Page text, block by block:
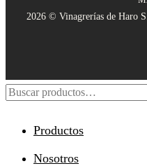
2026 © Vinagrerías de Haro
Productos
Nosotros